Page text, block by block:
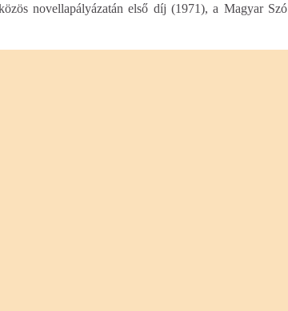
novellapályázatán első díj (1971), a Magyar Szó